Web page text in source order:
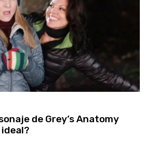
de Grey’s Anatomy